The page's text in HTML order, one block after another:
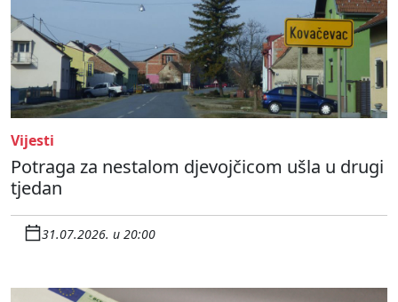
Vijesti
Potraga za nestalom djevojčicom ušla u drugi
tjedan
31.07.2026. u 20:00